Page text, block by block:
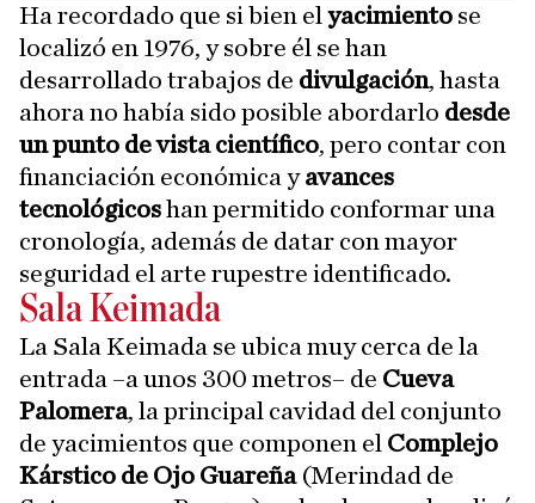
Ha recordado que si bien el yacimiento se
localizó en 1976, y sobre él se han
desarrollado trabajos de divulgación, hasta
ahora no había sido posible abordarlo desde
un punto de vista científico, pero contar con
financiación económica yavances
tecnológicoshan permitido conformar una
cronología, además de datar con mayor
seguridad el arte rupestre identificado.
Sala Keimada
La Sala Keimada se ubica muy cerca de la
entrada –a unos 300 metros– de Cueva
Palomera, la principal cavidad del conjunto
de yacimientos que componen el Complejo
Kárstico de Ojo Guareña (Merindad de